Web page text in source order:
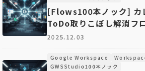
[Flows100本ノック] カ
ToDo取りこぼし解消フ
2025.12.03
Google Workspace
GWSStudio100本ノック